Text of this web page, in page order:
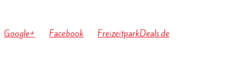
Google+ Facebook FreizeitparkDeals.de